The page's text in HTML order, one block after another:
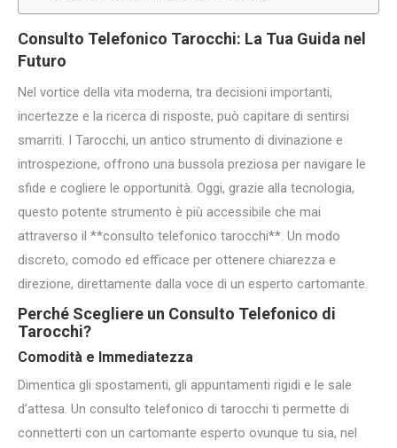
Consulto Telefonico Tarocchi: La Tua Guida nel
Futuro
Nel vortice della vita moderna, tra decisioni importanti,
incertezze e la ricerca di risposte, può capitare di sentirsi
smarriti. I Tarocchi, un antico strumento di divinazione e
introspezione, offrono una bussola preziosa per navigare le
sfide e cogliere le opportunità. Oggi, grazie alla tecnologia,
questo potente strumento è più accessibile che mai
attraverso il **consulto telefonico tarocchi**. Un modo
discreto, comodo ed efficace per ottenere chiarezza e
direzione, direttamente dalla voce di un esperto cartomante.
Perché Scegliere un Consulto Telefonico di
Tarocchi?
Comodità e Immediatezza
Dimentica gli spostamenti, gli appuntamenti rigidi e le sale
d’attesa. Un consulto telefonico di tarocchi ti permette di
connetterti con un cartomante esperto ovunque tu sia, nel